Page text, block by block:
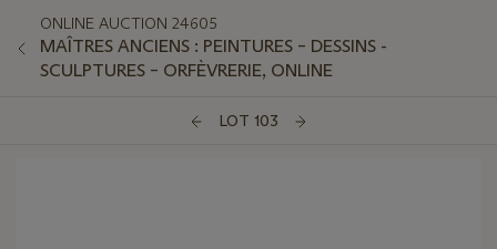
ONLINE AUCTION 24605
MAÎTRES ANCIENS : PEINTURES – DESSINS -
SCULPTURES – ORFÈVRERIE, ONLINE
LOT 103